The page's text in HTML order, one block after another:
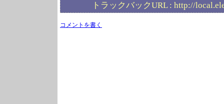
トラックバックURL : http://
コメントを書く